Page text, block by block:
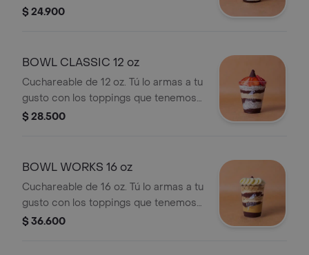
disponibles: fruta, granola,
$ 24.900
BOWL CLASSIC 12 oz
Cuchareable de 12 oz. Tú lo armas a tu
gusto con los toppings que tenemos
disponibles: fruta, granola,
$ 28.500
BOWL WORKS 16 oz
Cuchareable de 16 oz. Tú lo armas a tu
gusto con los toppings que tenemos
disponibles: fruta, granola,
$ 36.600